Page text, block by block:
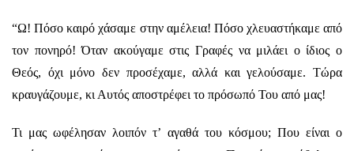
“Ω! Πόσο καιρό χάσαμε στην αμέλεια! Πόσο χλευαστήκαμε από
τον πονηρό! Όταν ακούγαμε στις Γραφές να μιλάει ο ίδιος ο
Θεός, όχι μόνο δεν προσέχαμε, αλλά και γελούσαμε. Τώρα
κραυγάζουμε, κι Αυτός αποστρέφει το πρόσωπό Του από μας!
Τι μας ωφέλησαν λοιπόν τ’ αγαθά του κόσμου; Που είναι ο